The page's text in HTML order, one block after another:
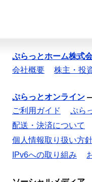
ぷらっとホーム株式
会社概要
株主・投
ぷらっとオンライン
ご利用ガイド
ぷら
配送・決済について
個人情報取り扱い方
IPv6への取り組み